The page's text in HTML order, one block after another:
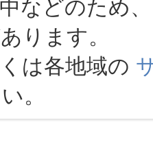
などのため
ります。
は各地域の
。